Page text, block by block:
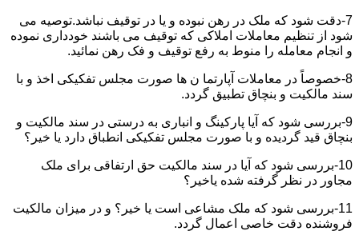
7-دقت شود که ملک در رهن نبوده و یا در توقیف نباشد.توصیه می
شود از تنظیم معاملات املاکی که توقیف می باشند خودداری نموده
و انجام معامله را منوط به رفع توقیف و فک رهن نمائید.
8-خصوصاً در معاملات آپارتما ن ها صورت مجلس تفکیکی اخذ و با
سند مالکیت و بنچاق تطبیق گردد.
9-بررسی شود که آیا پارکینگ و انباری به درستی در سند مالکیت و
بنچاق قید گردیده و با صورت مجلس تفکیکی انطباق دارد یا خیر؟
10-بررسی شود که آیا در سند مالکیت حق ارتفاقی برای ملک
مجاور در نظر گرفته شده یاخیر؟
11-بررسی شود که ملک مشاعی است یا خیر؟ و در میزان مالکیت
فروشنده دقت خاصی اعمال گردد.